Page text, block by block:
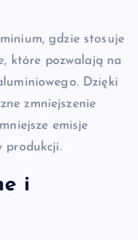
gdzie stosuje
które pozwalają na
Dzięki
zmniejszenie
emisje
produkcji.
i